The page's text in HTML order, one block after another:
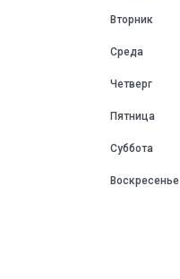
Вторник
Среда
Четверг
Пятница
Суббота
Воскресенье